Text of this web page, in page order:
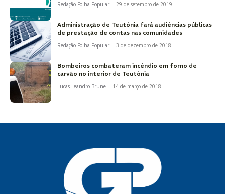
Redação Folha Popular - 29 de setembro de 2019
Administração de Teutônia fará audiências públicas
de prestação de contas nas comunidades
Redação Folha Popular - 3 de dezembro de 2018
Bombeiros combateram incêndio em forno de
carvão no interior de Teutônia
Lucas Leandro Brune - 14 de março de 2018